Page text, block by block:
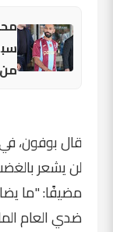
قال بوفون،
لن يشعر
مضيفًا: "ما
ضدي العام